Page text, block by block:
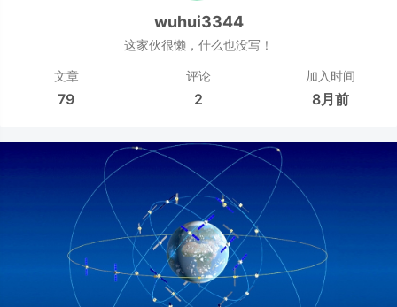
wuhui3344
这家伙很懒，什么也没写！
文章
79
评论
2
加入时间
8月前